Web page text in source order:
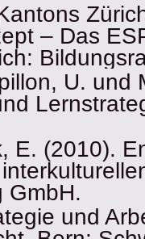
– Das
U. und
E. (2010).
GmbH.
und